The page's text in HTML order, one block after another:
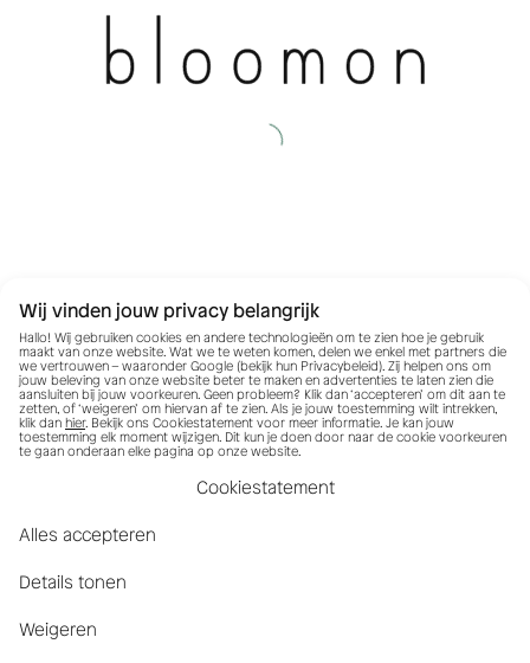
Wij vinden jouw privacy belangrijk
Hallo! Wij gebruiken cookies en andere technologieën om te zien hoe je gebruik
maakt van onze website. Wat we te weten komen, delen we enkel met partners die
we vertrouwen – waaronder Google (bekijk hun Privacybeleid). Zij helpen ons om
jouw beleving van onze website beter te maken en advertenties te laten zien die
aansluiten bij jouw voorkeuren. Geen probleem? Klik dan ‘accepteren’ om dit aan te
zetten, of ‘weigeren’ om hiervan af te zien. Als je jouw toestemming wilt intrekken,
klik dan hier. Bekijk ons Cookiestatement voor meer informatie. Je kan jouw
toestemming elk moment wijzigen. Dit kun je doen door naar de cookie voorkeuren
te gaan onderaan elke pagina op onze website.
Cookiestatement
Alles accepteren
Details tonen
Weigeren